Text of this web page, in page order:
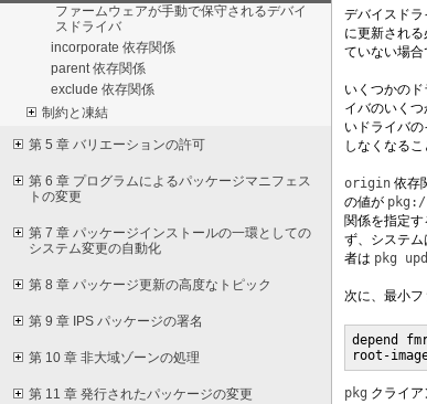
ファームウェアが手動で保守されるデバイ
スドライバ
incorporate 依存関係
parent 依存関係
exclude 依存関係
制約と凍結
第 5 章 バリエーションの許可
第 6 章 プログラムによるパッケージマニフェス
トの変更
第 7 章 パッケージインストールの一環としての
システム変更の自動化
第 8 章 パッケージ更新の高度なトピック
第 9 章 IPS パッケージの署名
第 10 章 非大域ゾーンの処理
第 11 章 発行されたパッケージの変更
デバイスド
に更新される
ていない場合
いくつかのド
イバのいく
いドライバの
しなくなるこ
origin 依存
の値が
関係を指定
ず、システ
者は pkg
次に、最小
depend
root-
pkg クライ